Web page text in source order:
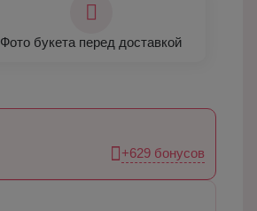
Фото букета перед доставкой
+629 бонусов